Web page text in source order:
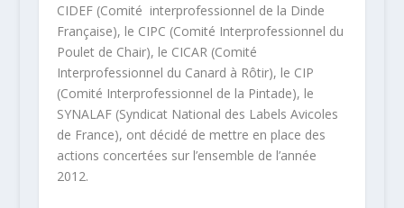
CIDEF (Comité interprofessionnel de la Dinde
Française), le CIPC (Comité Interprofessionnel du
Poulet de Chair), le CICAR (Comité
Interprofessionnel du Canard à Rôtir), le CIP
(Comité Interprofessionnel de la Pintade), le
SYNALAF (Syndicat National des Labels Avicoles
de France), ont décidé de mettre en place des
actions concertées sur l’ensemble de l’année
2012.